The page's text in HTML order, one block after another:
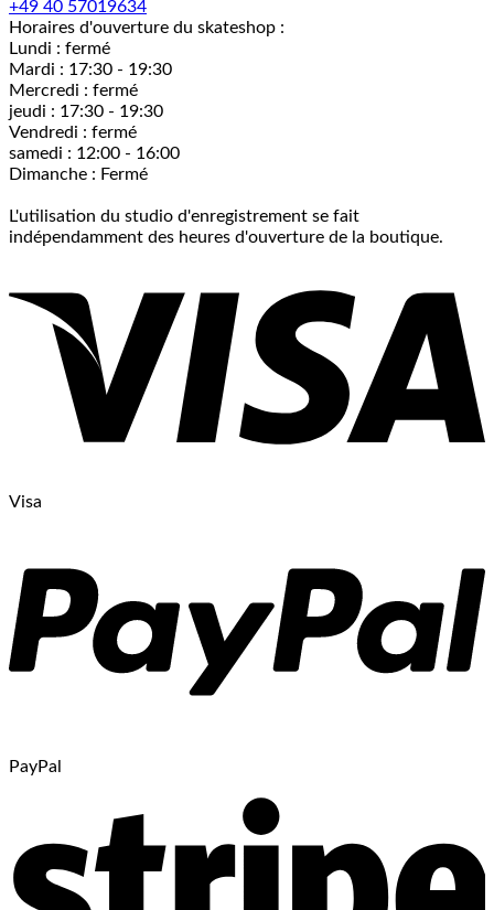
+49 40 57019634
Horaires d'ouverture du skateshop :
Lundi : fermé
Mardi : 17:30 - 19:30
Mercredi : fermé
jeudi : 17:30 - 19:30
Vendredi : fermé
samedi : 12:00 - 16:00
Dimanche : Fermé
L'utilisation du studio d'enregistrement se fait
indépendamment des heures d'ouverture de la boutique.
Visa
PayPal